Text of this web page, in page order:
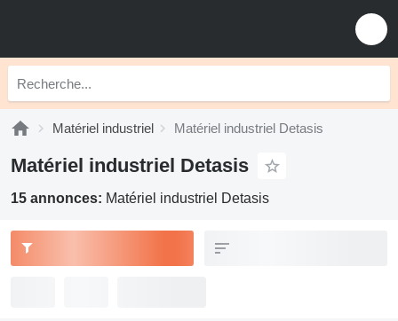
Matériel industriel Matériel industriel Detasis
Matériel industriel Detasis
15 annonces: Matériel industriel Detasis